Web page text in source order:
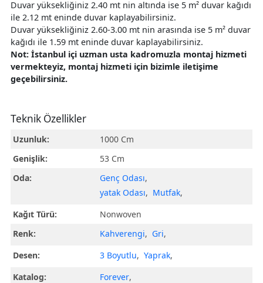
Duvar yüksekliğiniz 2.40 mt nin altında ise 5 m² duvar kağıdı
ile 2.12 mt eninde duvar kaplayabilirsiniz.
Duvar yüksekliğiniz 2.60-3.00 mt nin arasında ise 5 m² duvar
kağıdı ile 1.59 mt eninde duvar kaplayabilirsiniz.
Not: İstanbul içi uzman usta kadromuzla montaj hizmeti
vermekteyiz, montaj hizmeti için bizimle iletişime
geçebilirsiniz.
Teknik Özellikler
Uzunluk:
1000 Cm
Genişlik:
53 Cm
Oda:
Genç Odası,
yatak Odası, Mutfak,
Kağıt Türü:
Nonwoven
Renk:
Kahverengi, Gri,
Desen:
3 Boyutlu, Yaprak,
Katalog:
Forever,